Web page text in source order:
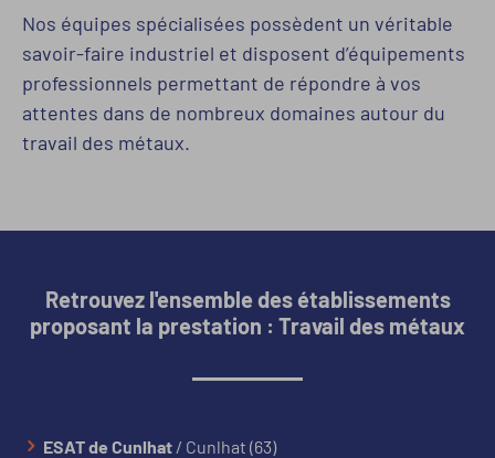
Nos équipes spécialisées possèdent un véritable
savoir-faire industriel et disposent d’équipements
professionnels permettant de répondre à vos
attentes dans de nombreux domaines autour du
travail des métaux.
Retrouvez l'ensemble des établissements
proposant la prestation : Travail des métaux
ESAT de Cunlhat / Cunlhat (63)